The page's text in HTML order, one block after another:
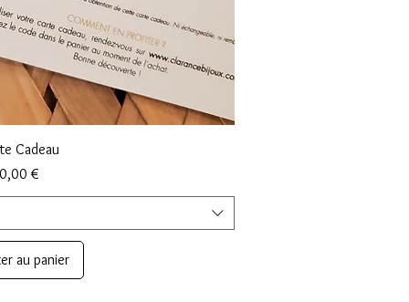
rapide
Cadeau
Prix
0,00 €
au panier